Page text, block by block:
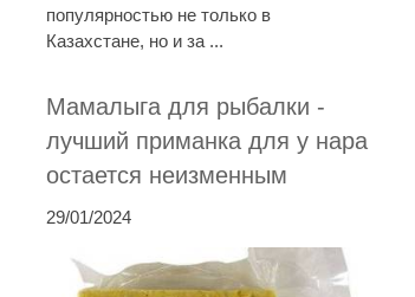
популярностью не только в
Казахстане, но и за ...
Мамалыга для рыбалки -
лучший приманка для у нара
остается неизменным
29/01/2024